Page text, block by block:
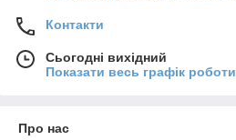
Контакти
Сьогодні вихідний
Показати весь графік роботи
Про нас